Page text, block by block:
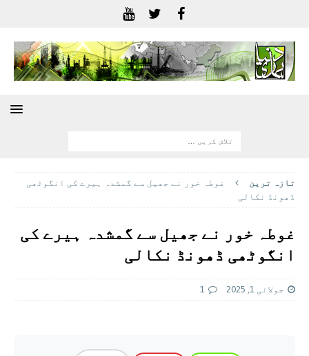
تازہ ترين
غوطہ خور نے جھیل سے گمشدہ ہیرے کی انگوٹھی
ڈھونڈ نکالی
غوطہ خور نے جھیل سے گمشدہ ہیرے کی
انگوٹھی ڈھونڈ نکالی
جولائی 1, 2025 1